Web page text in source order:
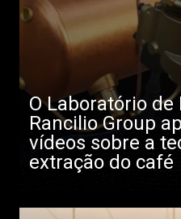
O Laboratório de
Rancilio Group
vídeos sobre a
extração do café